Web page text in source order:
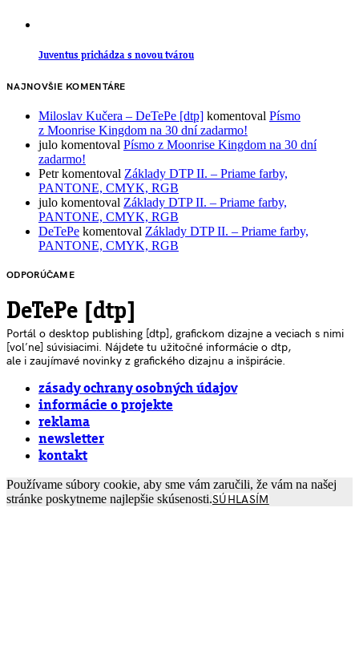
Juventus prichádza s novou tvárou
NAJNOVŠIE KOMENTÁRE
Miloslav Kučera – DeTePe [dtp] komentoval Písmo
z Moonrise Kingdom na 30 dní zadarmo!
julo komentoval Písmo z Moonrise Kingdom na 30 dní
zadarmo!
Petrkomentoval Základy DTP II. – Priame farby,
PANTONE, CMYK, RGB
julo komentoval Základy DTP II. – Priame farby,
PANTONE, CMYK, RGB
DeTePe komentoval Základy DTP II. – Priame farby,
PANTONE, CMYK, RGB
ODPORÚČAME
DeTePe [dtp]
Portál o desktop publishing [dtp], grafickom dizajne a veciach s nimi
[voľne] súvisiacimi. Nájdete tu užitočné informácie o dtp,
ale i zaujímavé novinky z grafického dizajnu a inšpirácie.
zásady ochrany osobných údajov
informácie o projekte
reklama
newsletter
kontakt
Používame súbory cookie, aby sme vám zaručili, že vám na našej
stránke poskytneme najlepšie skúsenosti.SÚHLASÍM